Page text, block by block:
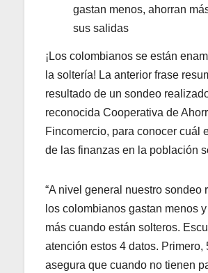
gastan menos, ahorran
sus salidas
¡Los colombianos se están
la soltería! La anterior frase
resultado de un sondeo
reconocida Cooperativa de
Fincomercio, para conocer cuál
de las finanzas en la población
“A nivel general nuestro sondeo
los colombianos gastan menos
más cuando están solteros.
atención estos 4 datos. Primero,
asegura que cuando no tienen